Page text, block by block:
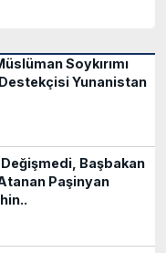
Soykırımı
Yunanistan
Başbakan
Paşinyan